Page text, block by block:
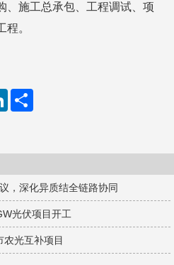
、施工总承包、工程调试、项
。
L
d
n
，深化异质结全链路协同
光伏项目开工
光互补项目